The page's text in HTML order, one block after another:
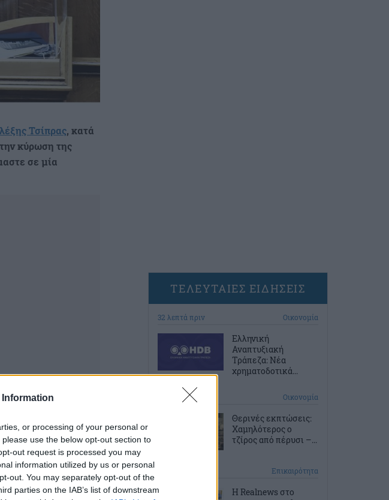
Information
or processing of your personal or
use the below opt-out section to
out request is processed you may
information utilized by us or personal
out. You may separately opt-out of the
parties on the IAB’s list of downstream
Τσίπρας, κατά
κύρωση της
σε μία
ΤΕΛΕΥΤΑΙΕΣ ΕΙΔΗΣΕΙΣ
32 λεπτά πριν Οικονομία
Ελληνική
Αναπτυξιακή
Τράπεζα: Νέα
χρηματοδοτικά...
1 ώρα πριν Οικονομία
Θερινές εκπτώσεις:
Χαμηλότερος ο
τζίρος από πέρυσι –...
Επικαιρότητα
Η Realnews στο